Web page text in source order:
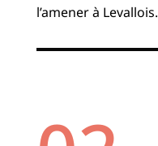
l’amener à Levallois.